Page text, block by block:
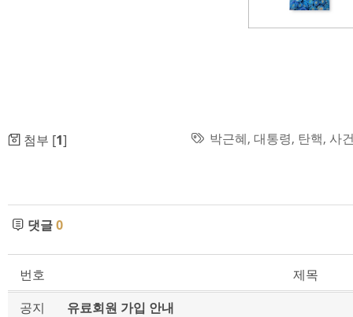
첨부 [1] 박근혜, 대통령, 탄핵, 사
댓글0
번호
제목
공지
유료회원 가입 안내